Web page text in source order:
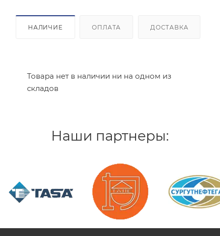
НАЛИЧИЕ ОПЛАТА ДОСТАВКА
Товара нет в наличии ни на одном из
складов
Наши партнеры: